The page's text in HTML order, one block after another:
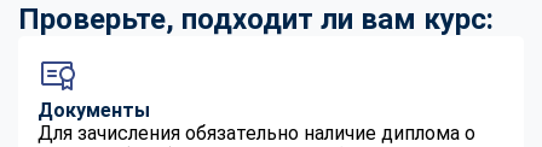
Проверьте, подходит ли вам курс:
Документы
Для зачисления обязательно наличие диплома о